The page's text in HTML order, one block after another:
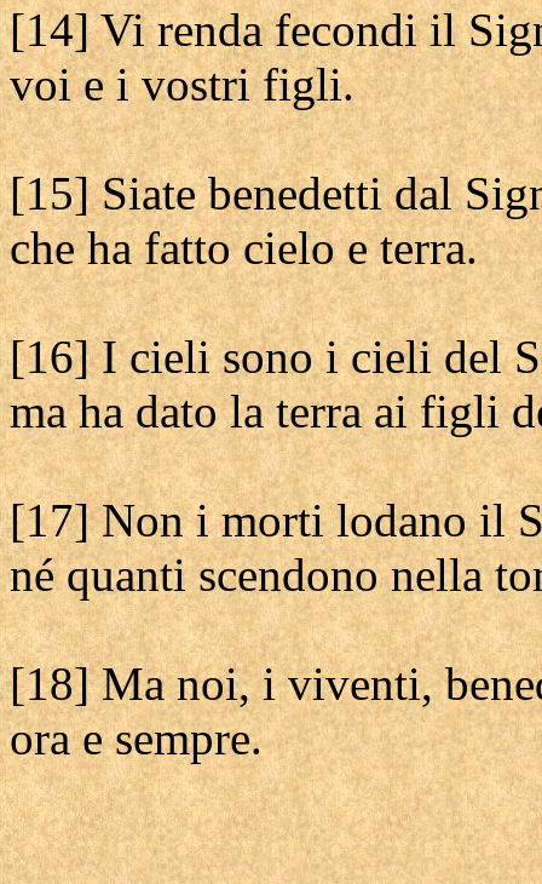
[14] Vi renda fecondi il
voi e i vostri figli.
[15] Siate benedetti dal
che ha fatto cielo e terra.
[16] I cieli sono i cieli del
ma ha dato la terra ai figli
[17] Non i morti lodano il
né quanti scendono nella
[18] Ma noi, i viventi,
ora e sempre.